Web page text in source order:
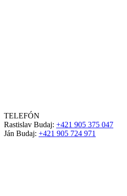
TELEFÓN
Rastislav Budaj: +421 905 375 047
Ján Budaj: +421 905 724 971